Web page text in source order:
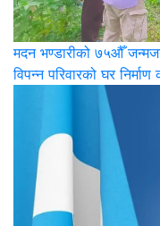
मदन भण्डारीको ७५औँ
विपन्न परिवारको घर